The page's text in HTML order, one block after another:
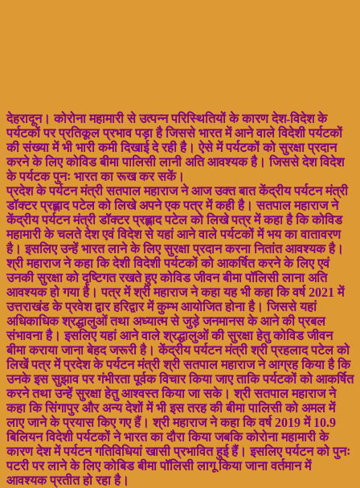
देहरादून। कोरोना महामारी से उत्पन्न परिस्थितियों के कारण देश-विदेश के
पर्यटकों पर प्रतिकूल प्रभाव पड़ा है जिससे भारत में आने वाले विदेशी पर्यटकों
की संख्या में भी भारी कमी दिखाई दे रही है। ऐसे में पर्यटकों को सुरक्षा प्रदान
करने के लिए कोविड बीमा पालिसी लानी अति आवश्यक है। जिससे देश विदेश
के पर्यटक पुनः भारत का रूख कर सकें।
प्रदेश के पर्यटन मंत्री सतपाल महाराज ने आज उक्त बात केंद्रीय पर्यटन मंत्री
डॉक्टर प्रह्लाद पटेल को लिखे अपने एक पत्र में कही है। सतपाल महाराज ने
केंद्रीय पर्यटन मंत्री डॉक्टर प्रह्लाद पटेल को लिखे पत्र में कहा है कि कोविड
महामारी के चलते देश एवं विदेश से यहां आने वाले पर्यटकों में भय का वातावरण
है। इसलिए उन्हें भारत लाने के लिए सुरक्षा प्रदान करना नितांत आवश्यक है।
श्री महाराज ने कहा कि देशी विदेशी पर्यटकों को आकर्षित करने के लिए एवं
उनकी सुरक्षा को दृष्टिगत रखते हुए कोविड जीवन बीमा पॉलिसी लाना अति
आवश्यक हो गया है। पत्र में श्री महाराज ने कहा यह भी कहा कि वर्ष 2021 में
उत्तराखंड के प्रवेश द्वार हरिद्वार में कुम्भ आयोजित होना है। जिससे यहां
अधिकाधिक श्रद्धालुओं तथा अध्यात्म से जुड़े जनमानस के आने की प्रबल
संभावना है। इसलिए यहां आने वाले श्रद्धालुओं की सुरक्षा हेतु कोविड जीवन
बीमा कराया जाना बेहद जरूरी है। केंद्रीय पर्यटन मंत्री श्री प्रहलाद पटेल को
लिखें पत्र में प्रदेश के पर्यटन मंत्री श्री सतपाल महाराज ने आग्रह किया है कि
उनके इस सुझाव पर गंभीरता पूर्वक विचार किया जाए ताकि पर्यटकों को आकर्षित
करने तथा उन्हें सुरक्षा हेतु आश्वस्त किया जा सके। श्री सतपाल महाराज ने
कहा कि सिंगापुर और अन्य देशों में भी इस तरह की बीमा पालिसी को अमल में
लाए जाने के प्रयास किए गए हैं। श्री महाराज ने कहा कि वर्ष 2019 में 10.9
बिलियन विदेशी पर्यटकों ने भारत का दौरा किया जबकि कोरोना महामारी के
कारण देश में पर्यटन गतिविधियां खासी प्रभावित हुई हैं। इसलिए पर्यटन को पुनः
पटरी पर लाने के लिए कोबिड बीमा पॉलिसी लागू किया जाना वर्तमान में
आवश्यक प्रतीत हो रहा है।